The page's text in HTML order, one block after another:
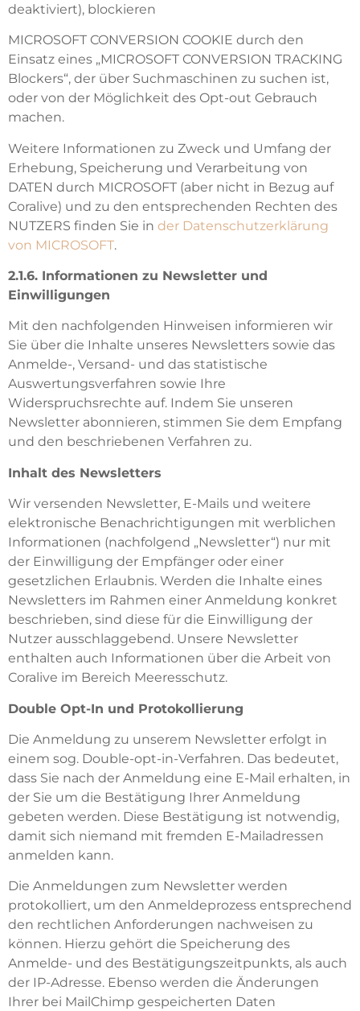
deaktiviert), blockieren
MICROSOFT CONVERSION COOKIE durch den
Einsatz eines „MICROSOFT CONVERSION TRACKING
Blockers“, der über Suchmaschinen zu suchen ist,
oder von der Möglichkeit des Opt-out Gebrauch
machen.
Weitere Informationen zu Zweck und Umfang der
Erhebung, Speicherung und Verarbeitung von
DATEN durch MICROSOFT (aber nicht in Bezug auf
Coralive) und zu den entsprechenden Rechten des
NUTZERS finden Sie in der Datenschutzerklärung
von MICROSOFT.
2.1.6. Informationen zu Newsletter und
Einwilligungen
Mit den nachfolgenden Hinweisen informieren wir
Sie über die Inhalte unseres Newsletters sowie das
Anmelde-, Versand- und das statistische
Auswertungsverfahren sowie Ihre
Widerspruchsrechte auf. Indem Sie unseren
Newsletter abonnieren, stimmen Sie dem Empfang
und den beschriebenen Verfahren zu.
Inhalt des Newsletters
Wir versenden Newsletter, E-Mails und weitere
elektronische Benachrichtigungen mit werblichen
Informationen (nachfolgend „Newsletter“) nur mit
der Einwilligung der Empfänger oder einer
gesetzlichen Erlaubnis. Werden die Inhalte eines
Newsletters im Rahmen einer Anmeldung konkret
beschrieben, sind diese für die Einwilligung der
Nutzer ausschlaggebend. Unsere Newsletter
enthalten auch Informationen über die Arbeit von
Coralive im Bereich Meeresschutz.
Double Opt-In und Protokollierung
Die Anmeldung zu unserem Newsletter erfolgt in
einem sog. Double-opt-in-Verfahren. Das bedeutet,
dass Sie nach der Anmeldung eine E-Mail erhalten, in
der Sie um die Bestätigung Ihrer Anmeldung
gebeten werden. Diese Bestätigung ist notwendig,
damit sich niemand mit fremden E-Mailadressen
anmelden kann.
Die Anmeldungen zum Newsletter werden
protokolliert, um den Anmeldeprozess entsprechend
den rechtlichen Anforderungen nachweisen zu
können. Hierzu gehört die Speicherung des
Anmelde- und des Bestätigungszeitpunkts, als auch
der IP-Adresse. Ebenso werden die Änderungen
Ihrer bei MailChimp gespeicherten Daten